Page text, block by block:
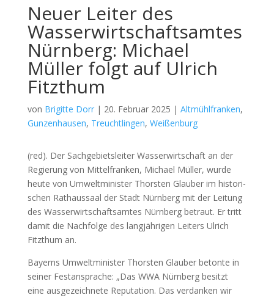
Neuer Leiter des
Wasserwirtschaftsamtes
Nürnberg: Michael
Müller folgt auf Ulrich
Fitzthum
von Brigitte Dorr| 20. Februar 2025 | Altmühlfranken,
Gunzenhausen, Treuchtlingen, Weißenburg
(red). Der Sach­ge­biets­lei­ter Was­ser­wirt­schaft an der
Regie­rung von Mit­tel­fran­ken, Micha­el Mül­ler, wur­de
heu­te von Umwelt­mi­nis­ter Thors­ten Glau­ber im his­to­ri­
schen Rat­haus­saal der Stadt Nürn­berg mit der Lei­tung
des Was­ser­wirt­schafts­am­tes Nürn­berg betraut. Er tritt
damit die Nach­fol­ge des lang­jäh­ri­gen Lei­ters Ulrich
Fitzt­hum an.
Bay­erns Umwelt­mi­nis­ter Thors­ten Glau­ber beton­te in
sei­ner Fest­an­spra­che: „Das WWA Nürn­berg besitzt
eine aus­ge­zeich­ne­te Repu­ta­ti­on. Das ver­dan­ken wir